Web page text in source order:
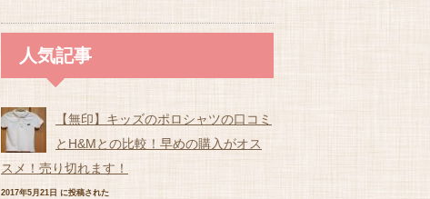
人気記事
【無印】キッズのポロシャツの口コミ
とH&Mとの比較！早めの購入がオス
スメ！売り切れます！
2017年5月21日 に投稿された